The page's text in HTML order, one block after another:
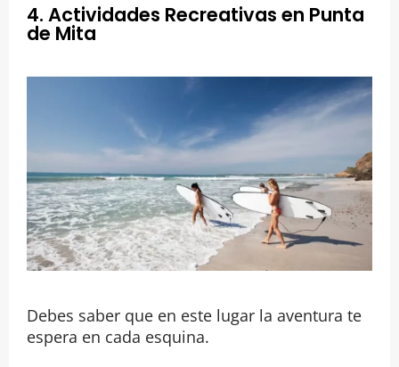
4. Actividades Recreativas en Punta
de Mita
Debes saber que en este lugar la aventura te
espera en cada esquina.